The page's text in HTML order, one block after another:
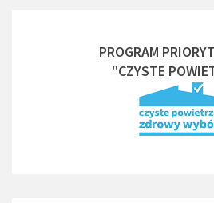
PROGRAM
"CZYSTE